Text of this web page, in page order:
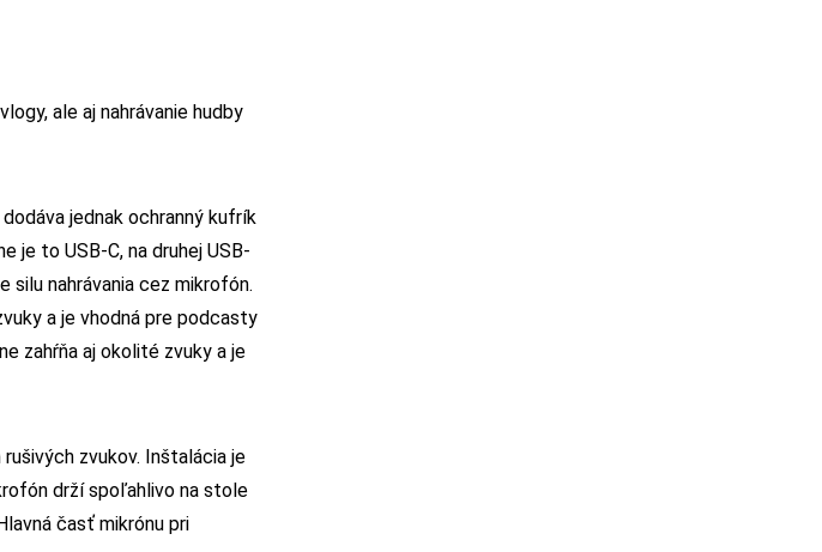
ale aj nahrávanie hudby
jednak ochranný kufrík
je to USB-C, na druhej USB-
silu nahrávania cez mikrofón.
a je vhodná pre podcasty
zahŕňa aj okolité zvuky a je
zvukov. Inštalácia je
drží spoľahlivo na stole
časť mikrónu pri